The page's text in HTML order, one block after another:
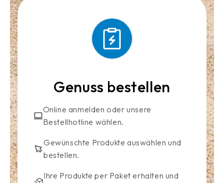
Genuss bestellen
Online anmelden oder unsere
Bestellhotline wählen.
Gewünschte Produkte auswählen und
bestellen.
Ihre Produkte per Paket erhalten und